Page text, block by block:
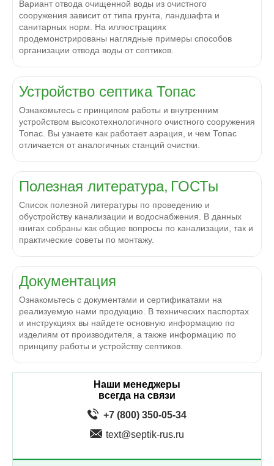
Наши менеджеры
всегда на связи
+7 (800) 350-05-34
text@septik-rus.ru
Вариант отвода очищенной воды из очистного
сооружения зависит от типа грунта, ландшафта и
санитарных норм. На иллюстрациях
продемонстрированы наглядные примеры способов
организации отвода воды от септиков.
Устройство септика Топас
Ознакомьтесь с принципом работы и внутренним
устройством высокотехнологичного очистного сооружения
Топас. Вы узнаете как работает аэрация, и чем Топас
отличается от аналогичных станций очистки.
Полезная литература, ГОСТы
Список полезной литературы по проведению и
обустройству канализации и водоснабжения. В данных
книгах собраны как общие вопросы по канализации, так и
практические советы по монтажу.
Документация
Ознакомьтесь с документами и сертификатами на
реализуемую нами продукцию. В технических паспортах
и инструкциях вы найдете основную информацию по
изделиям от производителя, а также информацию по
принципу работы и устройству септиков.